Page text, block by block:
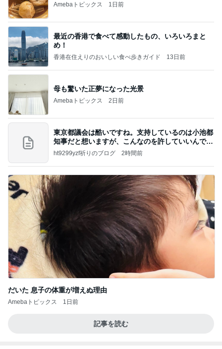
Amebaトピックス 1日前
最近の香港で食べて感動したもの、いろいろまと
め！
香港在住えりのおいしい食べ歩きガイド 13日前
母も驚いた正夢になった光景
Amebaトピックス 2日前
東京都議会は酷いですね。支持しているのは小池都
知事だと想いますが、こんなのを許していいんです
か？
ht9299yzf祈りのブログ 2時間前
だいた 息子の体重が増えぬ理由
Amebaトピックス 1日前
記事を読む